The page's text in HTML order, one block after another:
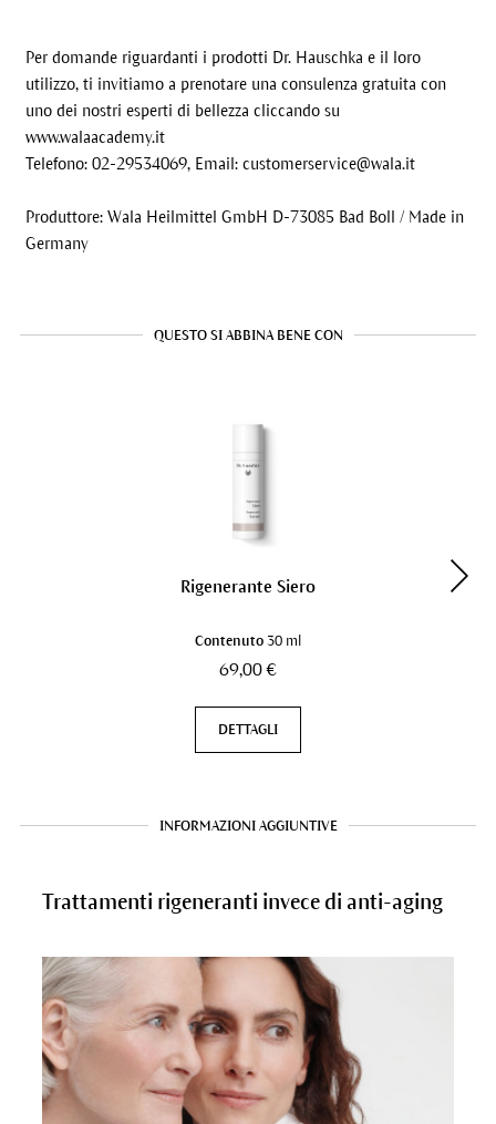
Per domande riguardanti i prodotti Dr. Hauschka e il loro
utilizzo, ti invitiamo a prenotare una consulenza gratuita con
uno dei nostri esperti di bellezza cliccando su
www.walaacademy.it
Telefono: 02-29534069, Email: customerservice@wala.it
Produttore: Wala Heilmittel GmbH D-73085 Bad Boll / Made in
Germany
QUESTO SI ABBINA BENE CON
Rigenerante Siero
Contenuto 30 ml
69,00 €
DETTAGLI
INFORMAZIONI AGGIUNTIVE
Trattamenti rigeneranti invece di anti-aging